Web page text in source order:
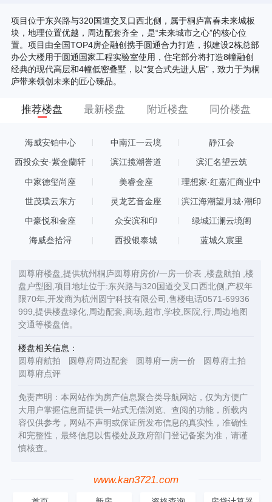
项目位于东兴路与320国道交叉口西北侧，属于桐庐富春未来城板
块，地理位置优越，周边配套齐全，是“未来城市之心”的核心位
置。项目由全国TOP4房企融创携手圆通合力打造，拟建设2栋总部
办公大楼用于圆通国家工程实验室使用，住宅部分将打造8幢融创
经典的现代高层和4幢低密叠墅，以“复合式先进人居”，致力于为桐
庐带来领创未来的匠心臻品。
推荐楼盘 最新楼盘 附近楼盘 同价楼盘
海威安铂中心 中南江一云境 静江会
西投众安·紫金蘭轩 滨江揽潮誉道 滨汇名望云筑
中家德玺尚座 美睿金座
理想家·红嘉汇商业中
世茂璞云东方 灵龙艺音金座 滨江海潮望月城·潮印
中豪悦和金座 众安滨和印 绿城江澜云境阁
海威叁拾浔 西投银泰城 蓝城久宸里
圆尊府楼盘,提供杭州桐庐圆尊府房价/一房一价表 ,楼盘航拍 ,楼
盘户型图,项目地址位于:东兴路与320国道交叉口西北侧,产权年
限70年,开发商为杭州圆宁科技有限公司,售楼电话0571-69936
999,提供楼盘绿化,周边配套,商场,超市,学校,医院,行,周边地图
交通等楼盘信。
楼盘相关信息：
圆尊府航拍
圆尊府周边配套 圆尊府一房一价
圆尊府土拍
圆尊府点评
免责声明：本网站作为房产信息聚合类导航网站，仅为方便广
大用户掌握信息而提供一站式无偿浏览、查阅的功能，所载内
容仅供参考，网站不声明或保证所发布信息的真实性，准确性
和完整性，最终信息以售楼处及政府部门登记备案为准，请谨
慎核查。
www.kan3721.com